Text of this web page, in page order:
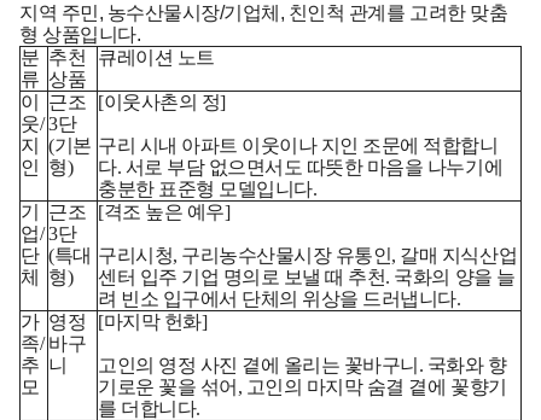
지역 주민, 농수산물시장/기업체, 친인척 관계를 고려한 맞춤
형 상품입니다.
분
류
추천
상품
큐레이션 노트
이
웃/
지
인
근조
3단
(기본
형)
[이웃사촌의 정]
구리 시내 아파트 이웃이나 지인 조문에 적합합니
다. 서로 부담 없으면서도 따뜻한 마음을 나누기에
충분한 표준형 모델입니다.
기
업/
단
체
근조
3단
(특대
형)
[격조 높은 예우]
구리시청, 구리농수산물시장 유통인, 갈매 지식산업
센터 입주 기업 명의로 보낼 때 추천. 국화의 양을 늘
려 빈소 입구에서 단체의 위상을 드러냅니다.
가
족/
추
모
영정
바구
니
[마지막 헌화]
고인의 영정 사진 곁에 올리는 꽃바구니. 국화와 향
기로운 꽃을 섞어, 고인의 마지막 숨결 곁에 꽃향기
를 더합니다.